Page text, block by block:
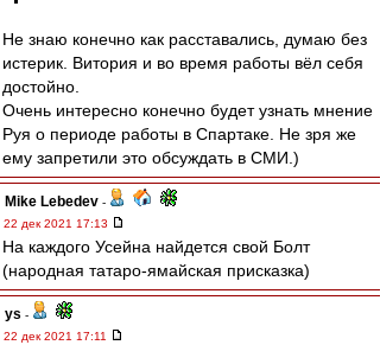
Не знаю конечно как расставались, думаю без
истерик. Витория и во время работы вёл себя
достойно.
Очень интересно конечно будет узнать мнение
Руя о периоде работы в Спартаке. Не зря же
ему запретили это обсуждать в СМИ.)
Mike Lebedev -
22 дек 2021 17:13
На каждого Усейна найдется свой Болт
(народная татаро-ямайская присказка)
ys -
22 дек 2021 17:11